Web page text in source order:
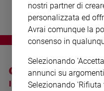
Società
e
Ambiente
eI SITI SAN PAOLO
nostri partner di
personalizzata ed
Avrai comunque la
consenso in
Selezionando
annunci su
Selezionando